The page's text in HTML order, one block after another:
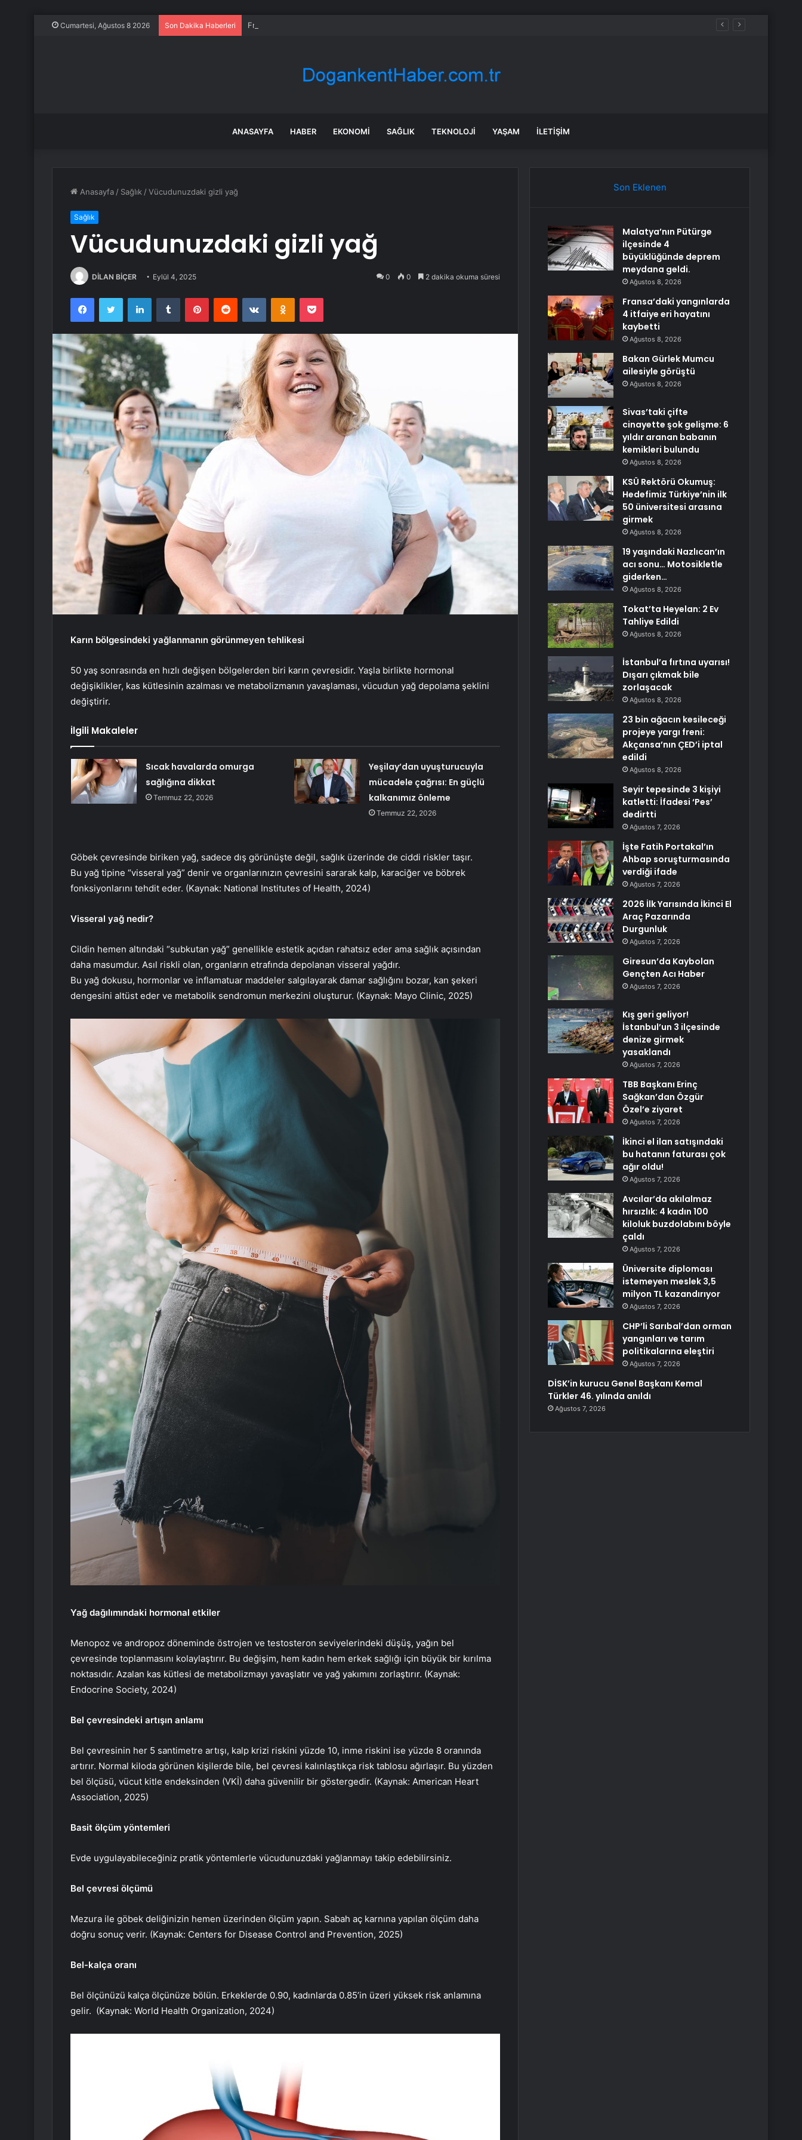
Cumartesi, Ağustos 8 2026 Son Dakika Haberleri Fransa’daki yangınlarda 4 itfaiye eri hayatını kaybetti
ANASAYFA HABER EKONOMI SAĞLIK TEKNOLOJI YAŞAM İLETIŞIM
Anasayfa / Sağlık /Vücudunuzdaki gizli yağ
Sağlık
Vücudunuzdaki gizli yağ
DİLAN BİÇER Eylül 4, 2025 0 0 2 dakika okuma süresi
FacebookTwitter LinkedInTumblr PinterestReddit VKontakteOdnoklassniki
Pocket
Karın bölgesindeki yağlanmanın görünmeyen tehlikesi
50 yaş sonrasında en hızlı değişen bölgelerden biri karın çevresidir. Yaşla birlikte hormonal
değişiklikler, kas kütlesinin azalması ve metabolizmanın yavaşlaması, vücudun yağ depolama şeklini
değiştirir.
İlgili Makaleler
Sıcak havalarda omurga
sağlığına dikkat
Temmuz 22, 2026
Yeşilay’dan uyuşturucuyla
mücadele çağrısı: En güçlü
kalkanımız önleme
Temmuz 22, 2026
Göbek çevresinde biriken yağ, sadece dış görünüşte değil, sağlık üzerinde de ciddi riskler taşır.
Bu yağ tipine “visseral yağ” denir ve organlarınızın çevresini sararak kalp, karaciğer ve böbrek
fonksiyonlarını tehdit eder. (Kaynak: National Institutes of Health, 2024)
Visseral yağ nedir?
Cildin hemen altındaki “subkutan yağ” genellikle estetik açıdan rahatsız eder ama sağlık açısından
daha masumdur. Asıl riskli olan, organların etrafında depolanan visseral yağdır.
Bu yağ dokusu, hormonlar ve inflamatuar maddeler salgılayarak damar sağlığını bozar, kan şekeri
dengesini altüst eder ve metabolik sendromun merkezini oluşturur. (Kaynak: Mayo Clinic, 2025)
Yağ dağılımındaki hormonal etkiler
Menopoz ve andropoz döneminde östrojen ve testosteron seviyelerindeki düşüş, yağın bel
çevresinde toplanmasını kolaylaştırır. Bu değişim, hem kadın hem erkek sağlığı için büyük bir kırılma
noktasıdır. Azalan kas kütlesi de metabolizmayı yavaşlatır ve yağ yakımını zorlaştırır. (Kaynak:
Endocrine Society, 2024)
Bel çevresindeki artışın anlamı
Bel çevresinin her 5 santimetre artışı, kalp krizi riskini yüzde 10, inme riskini ise yüzde 8 oranında
artırır. Normal kiloda görünen kişilerde bile, bel çevresi kalınlaştıkça risk tablosu ağırlaşır. Bu yüzden
bel ölçüsü, vücut kitle endeksinden (VKİ) daha güvenilir bir göstergedir. (Kaynak: American Heart
Association, 2025)
Basit ölçüm yöntemleri
Evde uygulayabileceğiniz pratik yöntemlerle vücudunuzdaki yağlanmayı takip edebilirsiniz.
Bel çevresi ölçümü
Mezura ile göbek deliğinizin hemen üzerinden ölçüm yapın. Sabah aç karnına yapılan ölçüm daha
doğru sonuç verir. (Kaynak: Centers for Disease Control and Prevention, 2025)
Bel-kalça oranı
Bel ölçünüzü kalça ölçünüze bölün. Erkeklerde 0.90, kadınlarda 0.85’in üzeri yüksek risk anlamına
gelir. (Kaynak: World Health Organization, 2024)
Son Eklenen
Malatya’nın Pütürge
ilçesinde 4
büyüklüğünde deprem
meydana geldi.
Ağustos 8, 2026
Fransa’daki yangınlarda
4 itfaiye eri hayatını
kaybetti
Ağustos 8, 2026
Bakan Gürlek Mumcu
ailesiyle görüştü
Ağustos 8, 2026
Sivas’taki çifte
cinayette şok gelişme: 6
yıldır aranan babanın
kemikleri bulundu
Ağustos 8, 2026
KSÜ Rektörü Okumuş:
Hedefimiz Türkiye’nin ilk
50 üniversitesi arasına
girmek
Ağustos 8, 2026
19 yaşındaki Nazlıcan’ın
acı sonu… Motosikletle
giderken…
Ağustos 8, 2026
Tokat’ta Heyelan: 2 Ev
Tahliye Edildi
Ağustos 8, 2026
İstanbul’a fırtına uyarısı!
Dışarı çıkmak bile
zorlaşacak
Ağustos 8, 2026
23 bin ağacın kesileceği
projeye yargı freni:
Akçansa’nın ÇED’i iptal
edildi
Ağustos 8, 2026
Seyir tepesinde 3 kişiyi
katletti: İfadesi ‘Pes’
dedirtti
Ağustos 7, 2026
İşte Fatih Portakal’ın
Ahbap soruşturmasında
verdiği ifade
Ağustos 7, 2026
2026 İlk Yarısında İkinci El
Araç Pazarında
Durgunluk
Ağustos 7, 2026
Giresun’da Kaybolan
Gençten Acı Haber
Ağustos 7, 2026
Kış geri geliyor!
İstanbul’un 3 ilçesinde
denize girmek
yasaklandı
Ağustos 7, 2026
TBB Başkanı Erinç
Sağkan’dan Özgür
Özel’e ziyaret
Ağustos 7, 2026
İkinci el ilan satışındaki
bu hatanın faturası çok
ağır oldu!
Ağustos 7, 2026
Avcılar’da akılalmaz
hırsızlık: 4 kadın 100
kiloluk buzdolabını böyle
çaldı
Ağustos 7, 2026
Üniversite diploması
istemeyen meslek 3,5
milyon TL kazandırıyor
Ağustos 7, 2026
CHP’li Sarıbal’dan orman
yangınları ve tarım
politikalarına eleştiri
Ağustos 7, 2026
DİSK’in kurucu Genel Başkanı Kemal
Türkler 46. yılında anıldı
Ağustos 7, 2026